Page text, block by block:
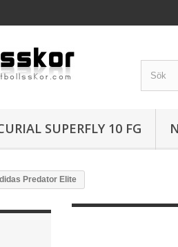
SUPERFLY 10 FG
Predator Elite